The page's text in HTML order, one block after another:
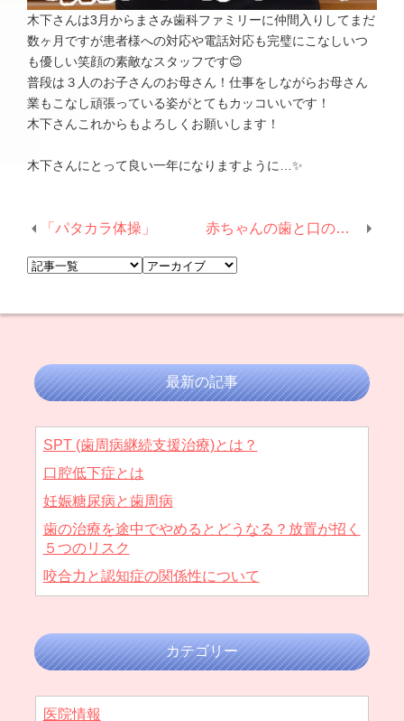
木下さんは3月からまさみ歯科ファミリーに仲間入りしてまだ
数ヶ月ですが患者様への対応や電話対応も完璧にこなしいつ
も優しい笑顔の素敵なスタッフです😊
普段は３人のお子さんのお母さん！仕事をしながらお母さん
業もこなし頑張っている姿がとてもカッコいいです！
木下さんこれからもよろしくお願いします！
木下さんにとって良い一年になりますように…✨
「パタカラ体操」 赤ちゃんの歯と口の健康
最新の記事
SPT (歯周病継続支援治療)とは？
口腔低下症とは
妊娠糖尿病と歯周病
歯の治療を途中でやめるとどうなる？放置が招く
５つのリスク
咬合力と認知症の関係性について
カテゴリー
医院情報